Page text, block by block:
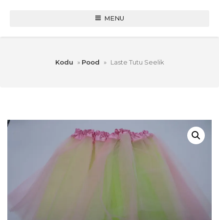
MENU
Kodu » Pood » Laste Tutu Seelik